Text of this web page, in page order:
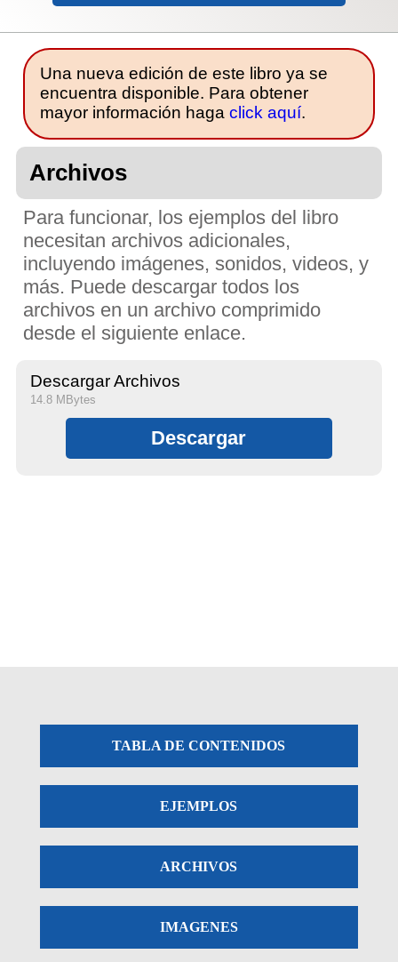
Una nueva edición de este libro ya se
encuentra disponible. Para obtener
mayor información haga click aquí.
Archivos
Para funcionar, los ejemplos del libro
necesitan archivos adicionales,
incluyendo imágenes, sonidos, videos, y
más. Puede descargar todos los
archivos en un archivo comprimido
desde el siguiente enlace.
Descargar Archivos
14.8 MBytes
Descargar
TABLA DE CONTENIDOS
EJEMPLOS
ARCHIVOS
IMAGENES